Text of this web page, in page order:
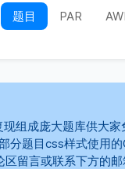
题目 PAR
组成庞大题库供大
分题目css样式使用
区留言或联系下方的